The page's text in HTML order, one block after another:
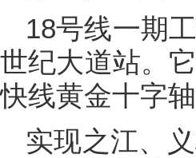
18号线一期
世纪大道站。
快线黄金十字轴
实现之江、